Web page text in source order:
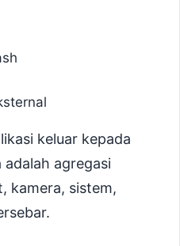
keluar kepada
adalah agregasi
kamera, sistem,